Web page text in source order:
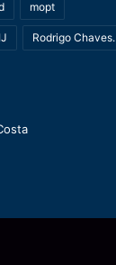
mopt
Rodrigo Chaves.